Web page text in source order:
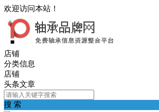
欢迎访问本站！
店铺
分类信息
店铺
头条文章
搜 索